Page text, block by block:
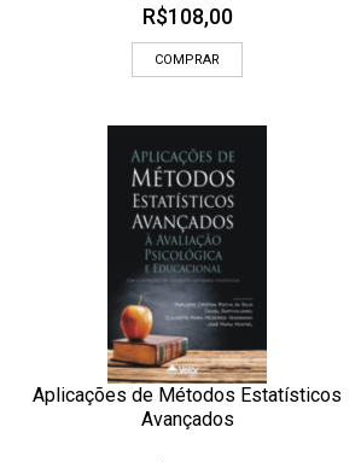
R$108,00
COMPRAR
ADICIONAR AOS MEUS DESEJOS
OLHADA RÁPIDA
Aplicações de Métodos Estatísticos
Avançados